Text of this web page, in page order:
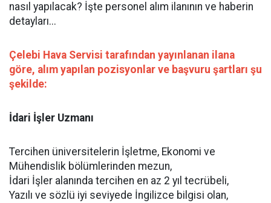
nasıl yapılacak? İşte personel alım ilanının ve haberin
detayları...
Çelebi Hava Servisi tarafından yayınlanan ilana
göre, alım yapılan pozisyonlar ve başvuru şartları şu
şekilde:
İdari İşler Uzmanı
Tercihen üniversitelerin İşletme, Ekonomi ve
Mühendislik bölümlerinden mezun,
İdari İşler alanında tercihen en az 2 yıl tecrübeli,
Yazılı ve sözlü iyi seviyede İngilizce bilgisi olan,